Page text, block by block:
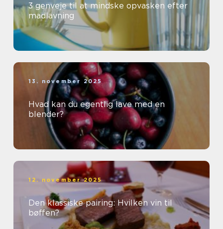
3 genveje til at mindske opvasken efter
madlavning
13. november 2025
Hvad kan du egentlig lave med en
blender?
12. november 2025
Den klassiske pairing: Hvilken vin til
bøffen?